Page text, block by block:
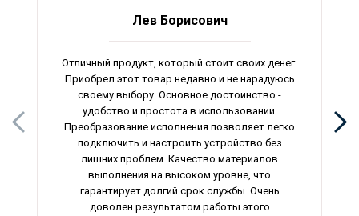
Лев Борисович
Отличный продукт, который стоит своих денег.
Приобрел этот товар недавно и не нарадуюсь
своему выбору. Основное достоинство -
удобство и простота в использовании.
Преобразование исполнения позволяет легко
подключить и настроить устройство без
лишних проблем. Качество материалов
выполнения на высоком уровне, что
гарантирует долгий срок службы. Очень
доволен результатом работы этого